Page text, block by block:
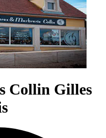
Collin Gilles